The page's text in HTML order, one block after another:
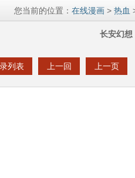
您当前的位置： 在线漫画 > 热血
长安幻
列表 上一回 上一页